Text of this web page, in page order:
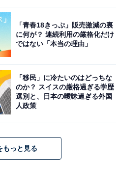
「青春18きっぷ」販売激減の裏
に何が？ 連続利用の厳格化だけ
ではない「本当の理由」
「移民」に冷たいのはどっちな
のか？ スイスの厳格過ぎる学歴
選別と、日本の曖昧過ぎる外国
人政策
もっと見る